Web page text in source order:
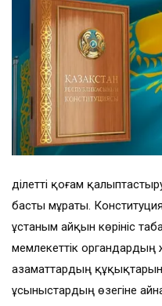
Әділетті қоғам
басты мұраты.
ұстаным айқын көрініс
мемлекеттік органдардың
азаматтардың
ұсыныстардың өзегіне